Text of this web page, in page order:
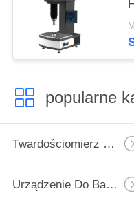
popularne
Twardościomierz Micro Vickers
Urządzenie Do Badania Twardości Rockwell